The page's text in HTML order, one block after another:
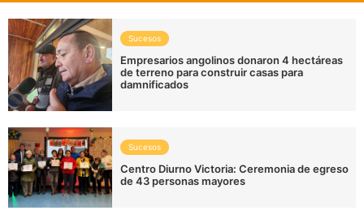
Sucesos
Empresarios angolinos donaron 4 hectáreas
de terreno para construir casas para
damnificados
Sucesos
Centro Diurno Victoria: Ceremonia de egreso
de 43 personas mayores